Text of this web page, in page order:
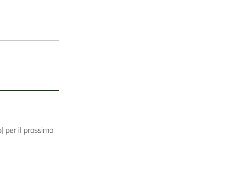
per il prossimo